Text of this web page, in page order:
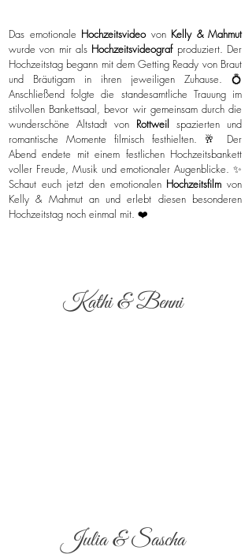
Das emotionale Hochzeitsvideovon Kelly & Mahmut
wurde von mir als Hochzeitsvideograf produziert. Der
Hochzeitstag begann mit dem Getting Ready von Braut
und Bräutigam in ihren jeweiligen Zuhause. 💍
Anschließend folgte die standesamtliche Trauung im
stilvollen Bankettsaal, bevor wir gemeinsam durch die
wunderschöne Altstadt von Rottweil spazierten und
romantische Momente filmisch festhielten. 🥂 Der
Abend endete mit einem festlichen Hochzeitsbankett
voller Freude, Musik und emotionaler Augenblicke. ✨
Schaut euch jetzt den emotionalen Hochzeitsfilmvon
Kelly & Mahmut an und erlebt diesen besonderen
Hochzeitstag noch einmal mit. ❤️
Kathi & Benni
Julia & Sascha